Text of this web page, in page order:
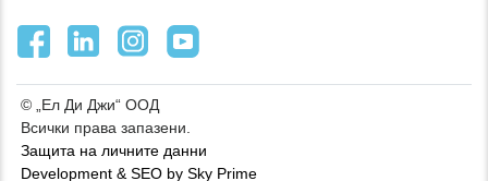
© „Ел Ди Джи“ ООД
Всички права запазени.
Защита на личните данни
Development & SEO by Sky Prime